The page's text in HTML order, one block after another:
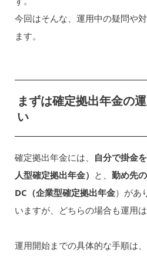
今回はそんな、運用中の疑問や
ます。
まずは確定拠出年金の
い
確定拠出年金には、
自分で掛金
人型確定拠出年金） と、 勤め先
DC（企業型確定拠出年金）があ
いますが、どちらの場合も運用は
運用開始までの具体的な手順は、